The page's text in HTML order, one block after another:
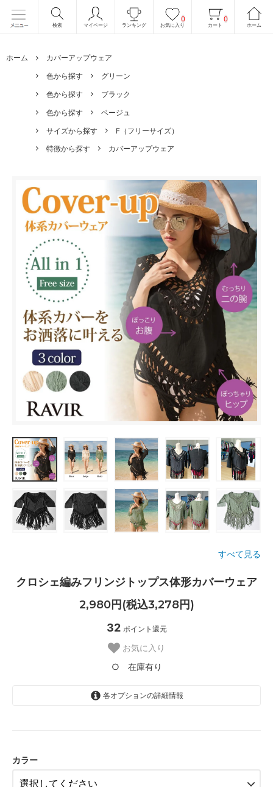
検索 マイページ ランキング
0
お気に入り
0
カート ホーム
ホーム
カバーアップウェア
色から探す
グリーン
色から探す
ブラック
色から探す
ベージュ
サイズから探す
F（フリーサイズ）
特徴から探す
カバーアップウェア
すべて見る
クロシェ編みフリンジトップス体形カバーウェア
2,980円(税込3,278円)
32 ポイント還元
お気に入り
○ 在庫有り
各オプションの詳細情報
カラー